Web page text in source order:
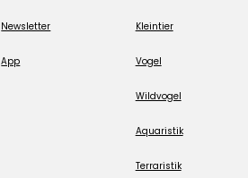
Newsletter
App
Kleintier
Vogel
Wildvogel
Aquaristik
Terraristik